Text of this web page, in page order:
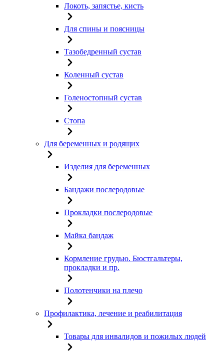
Локоть, запястье, кисть
Для спины и поясницы
Тазобедренный сустав
Коленный сустав
Голеностопный сустав
Стопа
Для беременных и родящих
Изделия для беременных
Бандажи послеродовые
Прокладки послеродовые
Майка бандаж
Кормление грудью. Бюстгальтеры,
прокладки и пр.
Полотенчики на плечо
Профилактика, лечение и реабилитация
Товары для инвалидов и пожилых людей